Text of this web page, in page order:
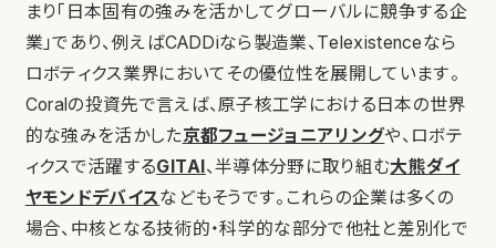
まり「日本固有の強みを活かしてグローバルに競争する企
業」であり、例えばCADDiなら製造業、Telexistenceなら
ロボティクス業界においてその優位性を展開しています。
Coralの投資先で言えば、原子核工学における日本の世界
的な強みを活かした京都フュージョニアリングや、ロボテ
ィクスで活躍するGITAI、半導体分野に取り組む大熊ダイ
ヤモンドデバイスなどもそうです。これらの企業は多くの
場合、中核となる技術的・科学的な部分で他社と差別化で